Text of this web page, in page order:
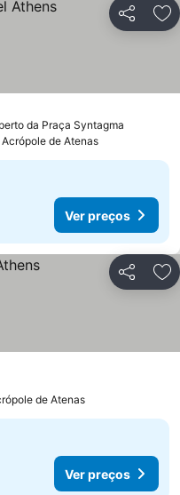
Partilhar
da Praça Syntagma
de Atenas
Ver preços
Partilhar
de Atenas
Ver preços